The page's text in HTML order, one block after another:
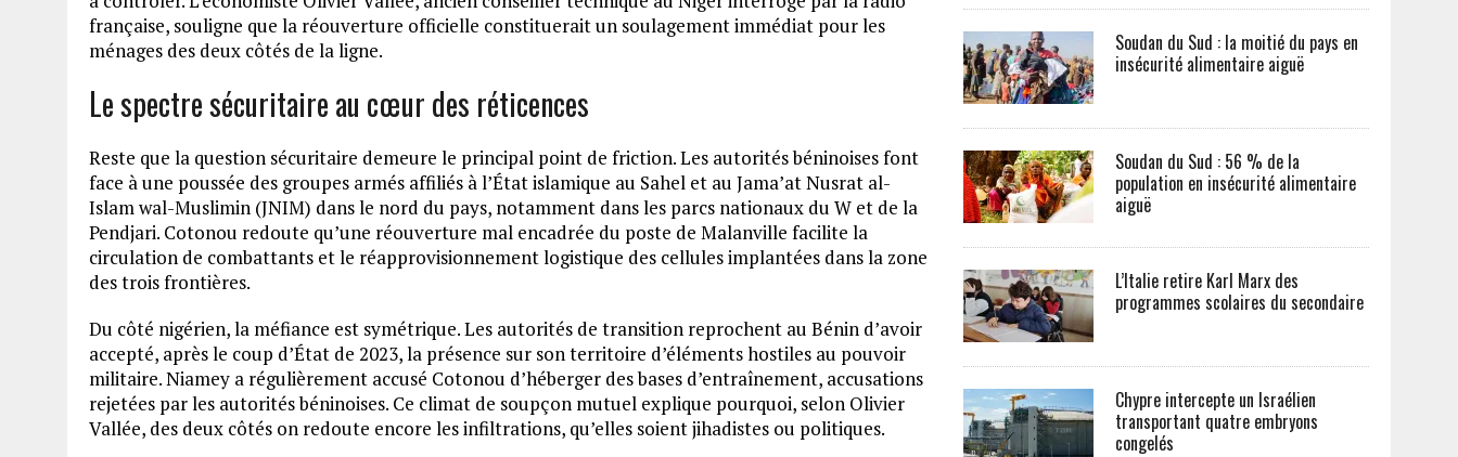
française, souligne que la réouverture officielle constituerait un soulagement immédiat pour les
ménages des deux côtés de la ligne.
Le spectre sécuritaire au cœur des réticences
Reste que la question sécuritaire demeure le principal point de friction. Les autorités béninoises font
face à une poussée des groupes armés affiliés à l’État islamique au Sahel et au Jama’at Nusrat al-
Islam wal-Muslimin (JNIM) dans le nord du pays, notamment dans les parcs nationaux du W et de la
Pendjari. Cotonou redoute qu’une réouverture mal encadrée du poste de Malanville facilite la
circulation de combattants et le réapprovisionnement logistique des cellules implantées dans la zone
des trois frontières.
Du côté nigérien, la méfiance est symétrique. Les autorités de transition reprochent au Bénin d’avoir
accepté, après le coup d’État de 2023, la présence sur son territoire d’éléments hostiles au pouvoir
militaire. Niamey a régulièrement accusé Cotonou d’héberger des bases d’entraînement, accusations
rejetées par les autorités béninoises. Ce climat de soupçon mutuel explique pourquoi, selon Olivier
Vallée, des deux côtés on redoute encore les infiltrations, qu’elles soient jihadistes ou politiques.
Soudan du Sud : la moitié du pays en
insécurité alimentaire aiguë
Soudan du Sud : 56 % de la
population en insécurité alimentaire
aiguë
L’Italie retire Karl Marx des
programmes scolaires du secondaire
Chypre intercepte un Israélien
transportant quatre embryons
congelés